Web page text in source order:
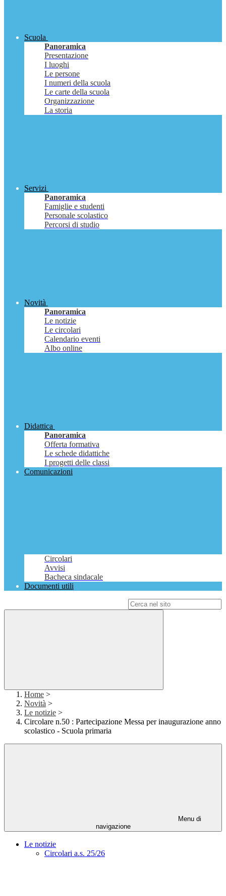
Scuola
Panoramica
Presentazione
I luoghi
Le persone
I numeri della scuola
Le carte della scuola
Organizzazione
La storia
Servizi
Panoramica
Famiglie e studenti
Personale scolastico
Percorsi di studio
Novità
Panoramica
Le notizie
Le circolari
Calendario eventi
Albo online
Didattica
Panoramica
Offerta formativa
Le schede didattiche
I progetti delle classi
Comunicazioni
Circolari
Avvisi
Bacheca sindacale
Documenti utili
Home >
Novità >
Le notizie >
Circolare n.50 : Partecipazione Messa per inaugurazione anno
scolastico - Scuola primaria
Menu di
navigazione
Le notizie
Circolari a.s. 25/26